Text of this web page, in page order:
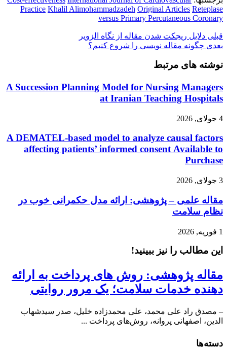
Practice Khalil Alimohammadzadeh Original Articles Reteplase
versus Primary Percutaneous Coronary
قبلی دلایل ریجکت شدن مقاله از نگاه الزویر
بعدی چگونه مقاله نویسی را شروع کنیم؟
نوشته های مرتبط
A Succession Planning Model for Nursing Managers
at Iranian Teaching Hospitals
4 جولای, 2026
A DEMATEL-based model to analyze causal factors
affecting patients’ informed consent Available to
Purchase
3 جولای, 2026
مقاله علمی – پژوهشی: ارائه مدل حکمرانی خوب در
نظام سلامت
1 فوریه, 2026
این مطالب را نیز ببینید!
مقاله پژوهشی: روش های‌ پرداخت‌ به‌ ارائه‌
دهنده‌ خدمات‌ سلامت؛ یک مرور روایتی
– مصدق راد علی محمد، علی محمدزاده خلیل، صدر سیدشهاب
الدین، اصفهانی پروانه، روش‌های پرداخت ...
دسته‌ها